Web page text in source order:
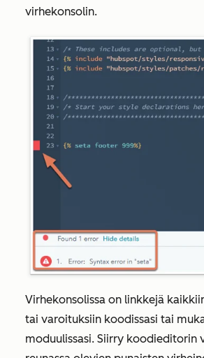
virhekonsolin.
Virhekonsolissa on linkkejä
tai varoituksiin koodissasi tai
moduulissasi. Siirry koodieditorin